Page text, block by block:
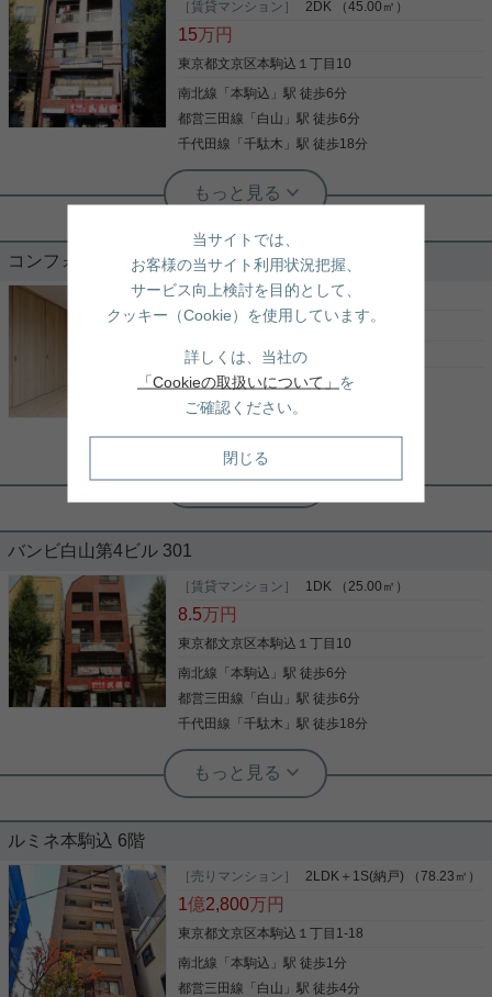
便利な立地！ 2018年築のスタイリッシュな分譲マ
ンション！ 充実の設備と安心の防犯設備となってお
ります。 ご紹介のお部屋は5階の南向き。 お部屋は
7.3帖の梁のない使いやすい間取り♪ ◆5階の南部屋
気など充実の設備 ◆2口コンロで自炊派におすすめ
◆独立洗面 玄関に収納が二つありますので、靴以外
の備品も収納可能で便利です。 室内にも収納ござい
ます。 オートロック、モニタ付インターフォンで防
犯面もしっかりしているので、女性の一人暮らしで
も安心です。 ※禁煙のお部屋となります 三田線「白
コンビニ、ドラックストア、飲食店等々、生活に必
要なお店が豊富な大変便利！ 東洋大学にも近く、学
生の街として治安もよく穏やかな住環境です。 白山
店からも近いので、その他のお部屋も含めてご相談
ださいませ。
写真(9)
［賃貸マンション］ 2DK （45.00㎡）
15万円
東京都文京区本駒込１丁目10
南北線 「本駒込 」駅 徒歩6分
都営三田線 「 白山 」駅 徒歩6分
千代田線 「千駄木 」駅 徒歩18分
実用春日ホーム 白山店 西谷優太朗
本駒込駅６分・白山駅６分、２路線利
東洋大学が目と鼻の先！三田線・白山駅６分、南北
線、本駒込駅６分の好立地☆ 大手町や日比谷方面へ
アクセスも抜群☆ 物件周辺には、スーパーやコンビ
とっても便利！二人入居可能な物件です！ ぜひお気
コンフォリア本駒込一丁目 301
［賃貸マンション］ 2DK （41.48㎡）
19.1万円
東京都文京区本駒込１丁目６－７
南北線「本駒込」駅 徒歩3分
都営三田線 「白山」駅 徒歩5分
都営三田線「千石」駅 徒歩13分
実用春日ホーム 白山店 西谷優太朗
角部屋。 ダウンライトやコンクリート打ちっ放しな
どモダンで明るい内装のお部屋です。 ●24時間ゴミ
出し可 ●防犯カメラ ●温水洗浄便座 ●浴室乾燥暖房機
能 ●エアコン ●宅配ボックス ●駐輪場無料（※空き要
です♪ 礼金なし♪ネット無料です♪ ご入居は2026年9
月中旬から可能予定。 気になりましたらお気軽にご
相談下さい。 お問合せお待ちしております(^^)
写真(9)
バンビ白山第4ビル 301
［賃貸マンション］ 1DK （25.00㎡）
8.5万円
東京都文京区本駒込１丁目10
南北線 「本駒込 」駅 徒歩6分
都営三田線 「 白山 」駅 徒歩6分
千代田線 「千駄木 」駅 徒歩18分
実用春日ホーム 富坂サテライト 板東翔
大手町・日比谷へダイレクト！アクセ
山」駅の2路線が徒歩5分以内で利用できる、アクセ
ス抜群の好立地マンションです！ 東洋大学（白山キ
ャンパス）まで徒歩圏内のため、学生さんの通学に
はもちろん、大手町や日比谷方面へダイレクトにア
す。 物件周辺には、毎日の買い物に便利なスーパー
やコンビニ、ドラッグストア、飲食店が多数点在し
写真(9)
ルミネ本駒込 6階
［売りマンション］ 2LDK＋1S(納戸) （78.23㎡）
1億2,800万円
東京都文京区本駒込１丁目1-18
南北線 「本駒込 」駅 徒歩1分
都営三田線 「 白山 」駅 徒歩4分
当サイトでは、
お客様の当サイト利用状況把握、
サービス向上検討を目的として、
クッキー（Cookie）を使用しています。
詳しくは、当社の
「Cookieの取扱いについて」 を
ご確認ください。
閉じる